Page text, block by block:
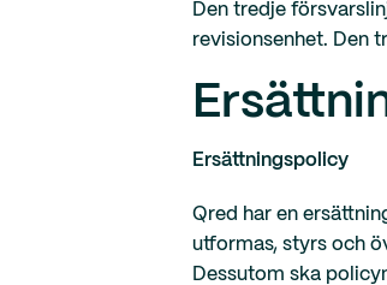
Den tredje
revisionsenhet. Den
Ersättningspolicy
Qred har en
utformas, styrs och
Dessutom ska